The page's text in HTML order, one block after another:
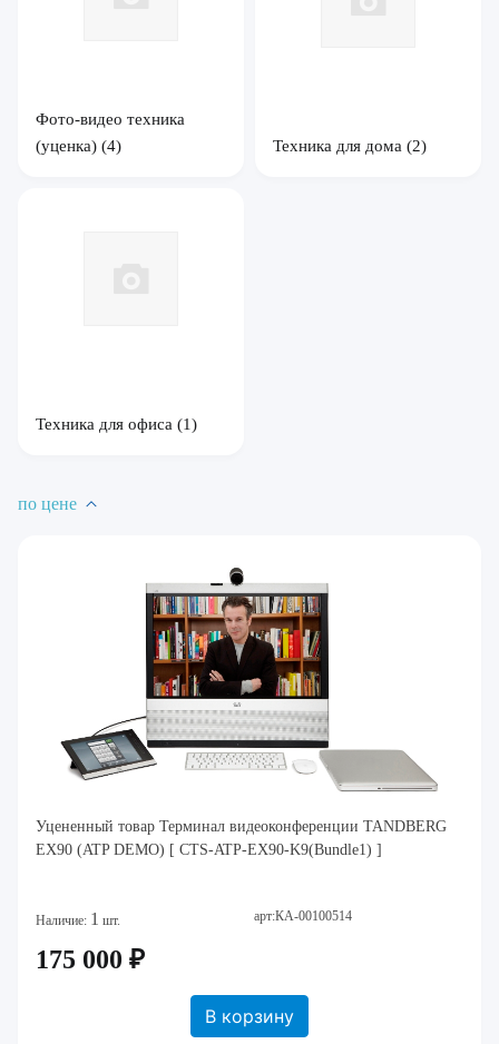
Фото-видео техника
(уценка) (4) Техника для дома (2)
Техника для офиса (1)
по цене
Уцененный товар Терминал видеоконференции TANDBERG
EX90 (ATP DEMO) [ CTS-ATP-EX90-K9(Bundle1) ]
Наличие: 1 шт. арт:КА-00100514
175 000 ₽
В корзину